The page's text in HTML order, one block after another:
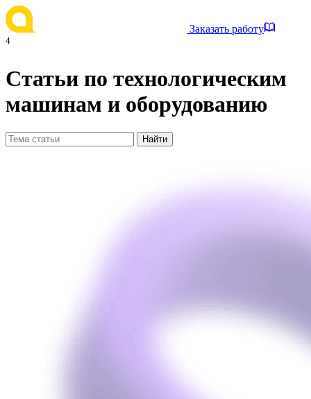
Заказать работу
4
Статьи по технологическим
машинам и оборудованию
Найти